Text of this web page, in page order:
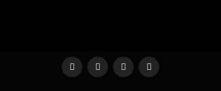
TelegramWhatsApp
X
YouTube